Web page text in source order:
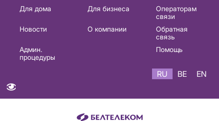
Основная
навигация
Для дома Для бизнеса
Операторам
связи
Новости
О компании
Обратная
связь
Админ.
процедуры
Помощь
RU BE EN